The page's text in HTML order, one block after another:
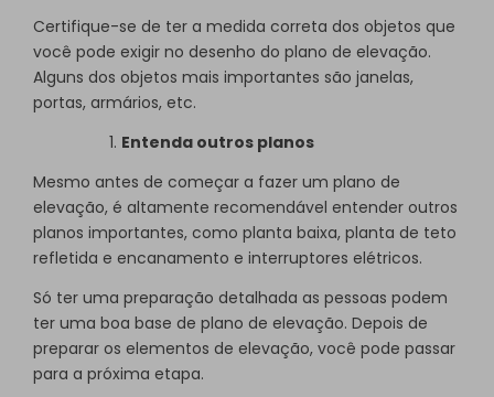
Certifique-se de ter a medida correta dos objetos que
você pode exigir no desenho do plano de elevação.
Alguns dos objetos mais importantes são janelas,
portas, armários, etc.
Entenda outros planos
Mesmo antes de começar a fazer um plano de
elevação, é altamente recomendável entender outros
planos importantes, como planta baixa, planta de teto
refletida e encanamento e interruptores elétricos.
Só ter uma preparação detalhada as pessoas podem
ter uma boa base de plano de elevação. Depois de
preparar os elementos de elevação, você pode passar
para a próxima etapa.